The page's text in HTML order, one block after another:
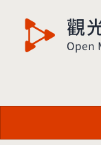
觀光多媒體開放資料